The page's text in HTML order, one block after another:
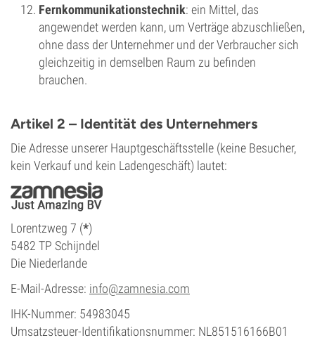
Fernkommunikationstechnik: ein Mittel, das
angewendet werden kann, um Verträge abzuschließen,
ohne dass der Unternehmer und der Verbraucher sich
gleichzeitig in demselben Raum zu befinden
brauchen.
Artikel 2 – Identität des Unternehmers
Die Adresse unserer Hauptgeschäftsstelle (keine Besucher,
kein Verkauf und kein Ladengeschäft) lautet:
Lorentzweg 7 (*)
5482 TP Schijndel
Die Niederlande
E-Mail-Adresse: info@zamnesia.com
IHK-Nummer: 54983045
Umsatzsteuer-Identifikationsnummer: NL851516166B01